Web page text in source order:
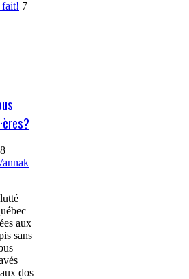
fait! 7
aux
sans
dos